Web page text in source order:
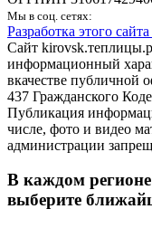
Мы в соц. сетях:
Разработка этого сайта
Сайт
информационный
вкачестве публичной
437 Гражданского
Публикация
числе, фото и видео
администрации
В каждом
выберите